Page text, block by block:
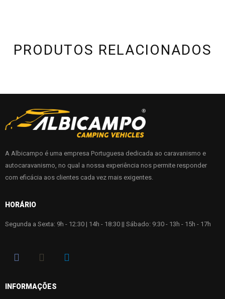
PRODUTOS RELACIONADOS
A Albicampo é uma empresa Portuguesa dedicada ao caravanismo e
autocaravanismo, no qual a nossa experiência nos permite responder
com eficácia aos clientes cada vez mais exigentes.
HORÁRIO
Segunda a Sexta: 9h - 12:30 | 14h - 18:30 || Sábado: 9:30 - 13h - 15h - 17h
INFORMAÇÕES